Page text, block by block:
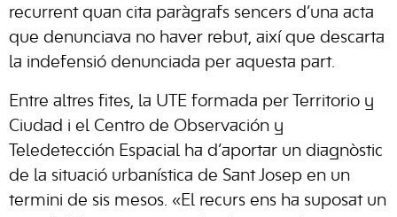
recurrent quan cita paràgrafs sencers d’una acta
que denunciava no haver rebut, així que descarta
la indefensió denunciada per aquesta part.
Entre altres fites, la UTE formada per Territorio y
Ciudad i el Centro de Observación y
Teledetección Espacial ha d’aportar un diagnòstic
de la situació urbanística de Sant Josep en un
termini de sis mesos. «El recurs ens ha suposat un